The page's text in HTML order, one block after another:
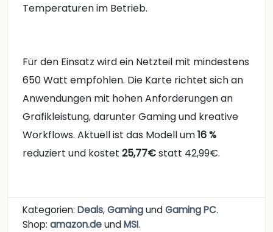
Temperaturen im Betrieb.
Für den Einsatz wird ein Netzteil mit mindestens
650 Watt empfohlen. Die Karte richtet sich an
Anwendungen mit hohen Anforderungen an
Grafikleistung, darunter Gaming und kreative
Workflows. Aktuell ist das Modell um16 %
reduziert und kostet 25,77€statt 42,99€.
Kategorien: Deals,GamingundGaming PC.
Shop: amazon.deundMSI.